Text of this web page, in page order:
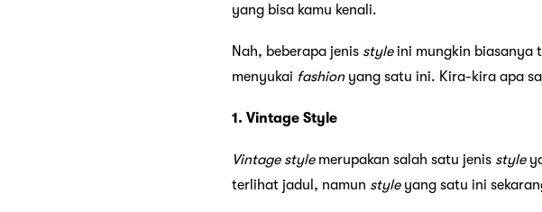
yang bisa kamu kenali.
Nah, beberapa jenis styleini mungkin biasanya
menyukai fashionyang satu ini. Kira-kira apa
1. Vintage Style
Vintage stylemerupakan salah satu jenis style
terlihat jadul, namun styleyang satu ini